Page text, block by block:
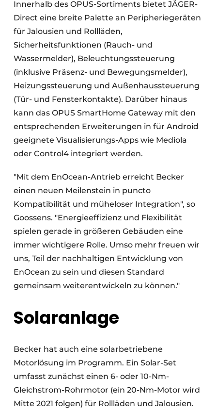
Innerhalb des OPUS-Sortiments bietet JÄGER-
Direct eine breite Palette an Peripheriegeräten
für Jalousien und Rollläden,
Sicherheitsfunktionen (Rauch- und
Wassermelder), Beleuchtungssteuerung
(inklusive Präsenz- und Bewegungsmelder),
Heizungssteuerung und Außenhaussteuerung
(Tür- und Fensterkontakte). Darüber hinaus
kann das OPUS SmartHome Gateway mit den
entsprechenden Erweiterungen in für Android
geeignete Visualisierungs-Apps wie Mediola
oder Control4 integriert werden.
"Mit dem EnOcean-Antrieb erreicht Becker
einen neuen Meilenstein in puncto
Kompatibilität und müheloser Integration", so
Goossens. "Energieeffizienz und Flexibilität
spielen gerade in größeren Gebäuden eine
immer wichtigere Rolle. Umso mehr freuen wir
uns, Teil der nachhaltigen Entwicklung von
EnOcean zu sein und diesen Standard
gemeinsam weiterentwickeln zu können."
Solaranlage
Becker hat auch eine solarbetriebene
Motorlösung im Programm. Ein Solar-Set
umfasst zunächst einen 6- oder 10-Nm-
Gleichstrom-Rohrmotor (ein 20-Nm-Motor wird
Mitte 2021 folgen) für Rollläden und Jalousien.